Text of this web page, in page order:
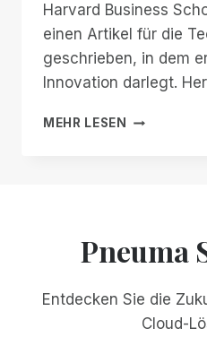
Harvard Business
einen Artikel für die
geschrieben, in dem
Innovation darlegt.
MEHR LESEN
SEROTEK
Pneuma
Entdecken Sie die
Cloud-